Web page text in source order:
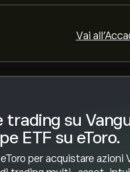
Vai
trading su
ETF su eToro.
per acquistare azioni
FTSE Europe ETF
VGK a un prezzo